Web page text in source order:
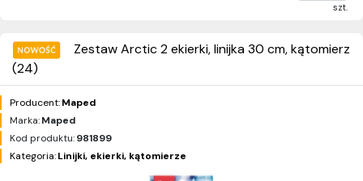
szt.
Zestaw Arctic 2 ekierki, linijka 30 cm, kątomierz
(24)
Producent:Maped
Marka:Maped
Kod produktu:981899
Kategoria:Linijki, ekierki, kątomierze